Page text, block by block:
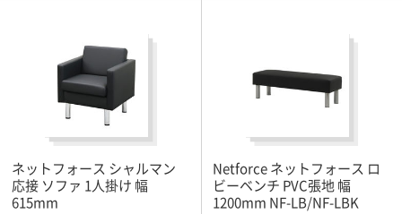
ネットフォース シャルマン
応接 ソファ 1人掛け 幅
615mm
Netforce ネットフォース ロ
ビーベンチ PVC張地 幅
1200mm NF-LB/NF-LBK